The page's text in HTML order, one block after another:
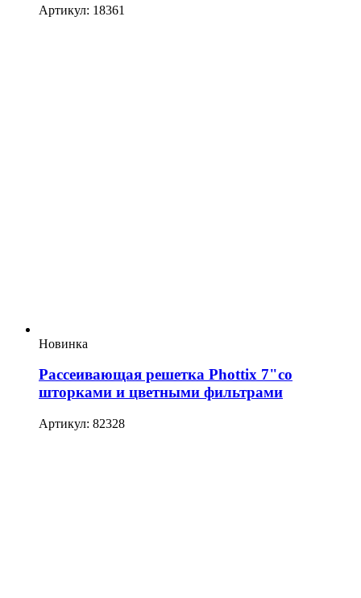
Артикул: 18361
Новинка
Рассеивающая решетка Phottix 7"со
шторками и цветными фильтрами
Артикул: 82328